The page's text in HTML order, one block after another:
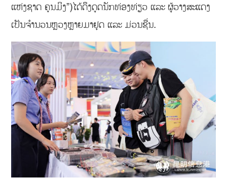
ແຫ່ງຊາດ ຄຸນມິງ”)ໄດ້ດຶງດູດນັກທ່ອງທ່ຽວ ແລະ ຜູ້ວາງສະແດງ
ເປັນຈຳນວນຫຼວງຫຼາຍມາຢຸດ ແລະ ມ່ວນຊື່ນ.